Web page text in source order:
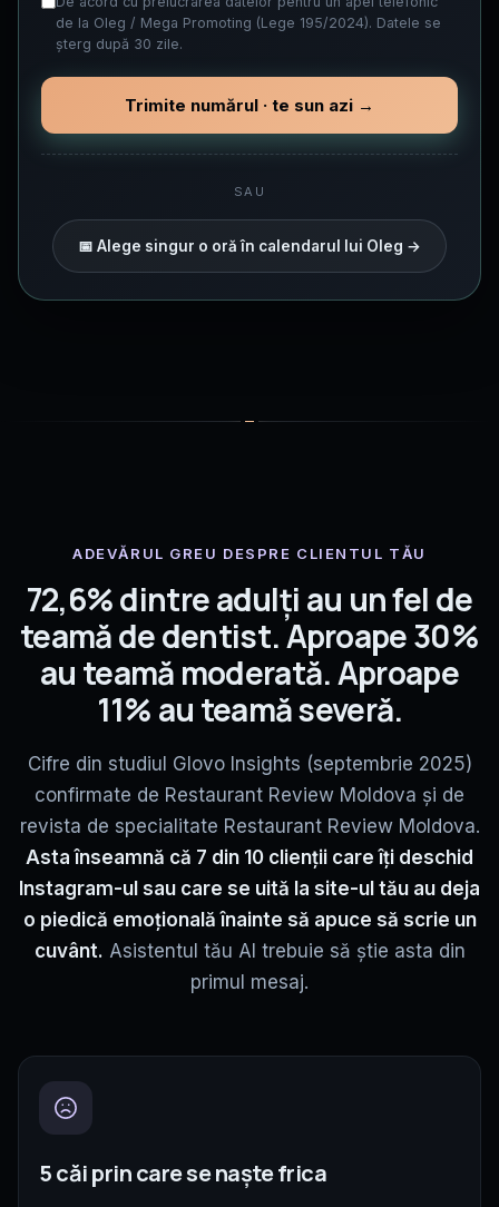
de la Oleg / Mega Promoting (Lege 195/2024). Datele se
șterg după 30 zile.
Trimite numărul · te sun azi →
SAU
📅 Alege singur o oră în calendarul lui Oleg →
ADEVĂRUL GREU DESPRE CLIENTUL TĂU
72,6% dintre adulți au un fel de
teamă de dentist. Aproape 30%
au teamă moderată. Aproape
11% au teamă severă.
Cifre din studiul Glovo Insights (septembrie 2025)
confirmate de Restaurant Review Moldova și de
revista de specialitate Restaurant Review Moldova.
Asta înseamnă că 7 din 10 clienții care îți deschid
Instagram-ul sau care se uită la site-ul tău au deja
o piedică emoțională înainte să apuce să scrie un
cuvânt. Asistentul tău AI trebuie să știe asta din
primul mesaj.
5 căi prin care se naște frica